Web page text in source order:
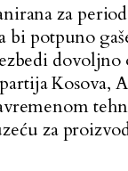
za
potpuno
Kosova,
za